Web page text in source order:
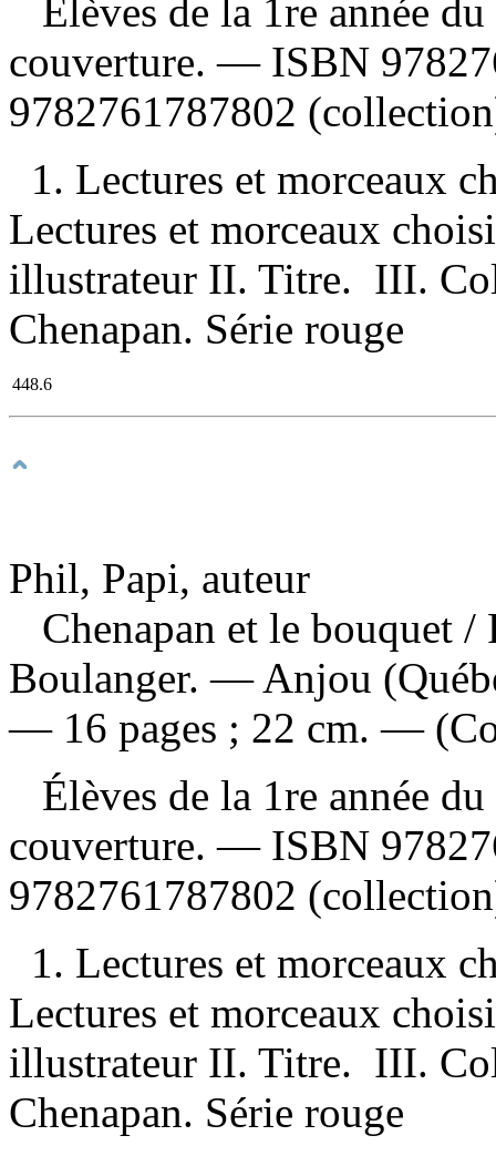
Élèves de la 1re année
couverture. — ISBN
9782761787802
1. Lectures et morceaux
Lectures et morceaux
illustrateur II. Titre. III.
Chenapan. Série rouge
448.6
Phil, Papi, auteur
Chenapan et le bouquet /
Boulanger. — Anjou
— 16 pages ; 22 cm. —
Élèves de la 1re année
couverture. — ISBN
9782761787802
1. Lectures et morceaux
Lectures et morceaux
illustrateur II. Titre. III.
Chenapan. Série rouge